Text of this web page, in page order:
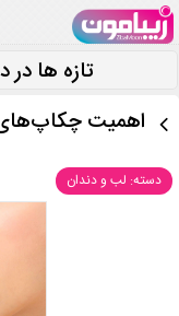
تازه ها
اهمیت
دسته: لب و دندان